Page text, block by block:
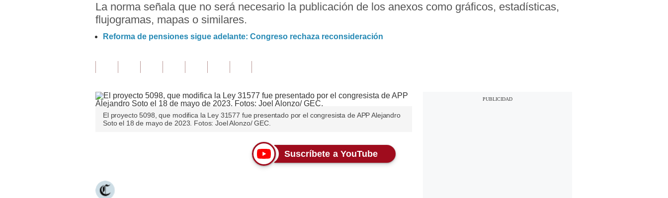
La norma señala que no será necesario la publicación de los anexos como gráficos, estadísticas,
flujogramas, mapas o similares.
Reforma de pensiones sigue adelante: Congreso rechaza reconsideración
El proyecto 5098, que modifica la Ley 31577 fue presentado por el congresista de APP Alejandro
Soto el 18 de mayo de 2023. Fotos: Joel Alonzo/ GEC.
Suscríbete a YouTube